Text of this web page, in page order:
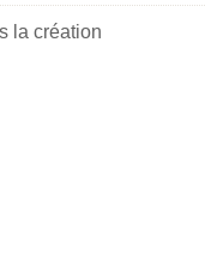
la création